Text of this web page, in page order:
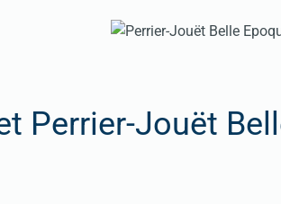
Perrier-Jouët